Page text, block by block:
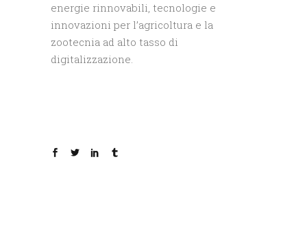
energie rinnovabili, tecnologie e
innovazioni per l’agricoltura e la
zootecnia ad alto tasso di
digitalizzazione.